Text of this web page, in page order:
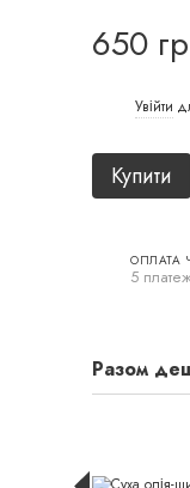
650
Увійти
Купити
ОПЛАТА
5
Разом